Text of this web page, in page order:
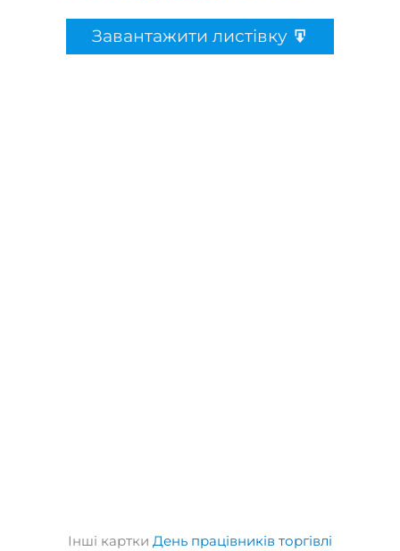
Завантажити листівку
Інші картки День працівників торгівлі